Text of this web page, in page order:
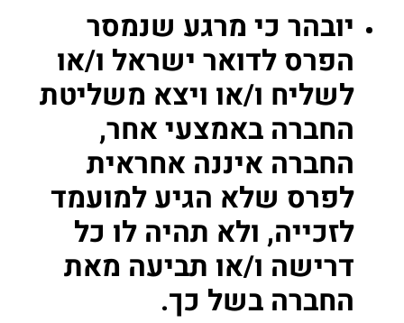
יובהר כי מרגע שנמסר
הפרס לדואר ישראל ו/או
לשליח ו/או ויצא משליטת
החברה באמצעי אחר,
החברה איננה אחראית
לפרס שלא הגיע למועמד
לזכייה, ולא תהיה לו כל
דרישה ו/או תביעה מאת
החברה בשל כך.